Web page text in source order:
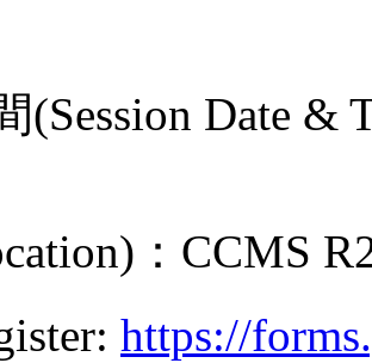
(Session Date &
：CCMS
https://